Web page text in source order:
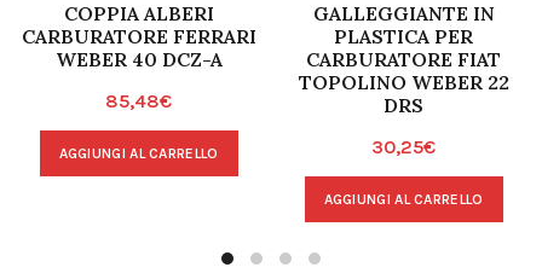
COPPIA ALBERI
CARBURATORE FERRARI
WEBER 40 DCZ-A
85,48€
AGGIUNGI AL CARRELLO
GALLEGGIANTE IN
PLASTICA PER
CARBURATORE FIAT
TOPOLINO WEBER 22
DRS
30,25€
AGGIUNGI AL CARRELLO